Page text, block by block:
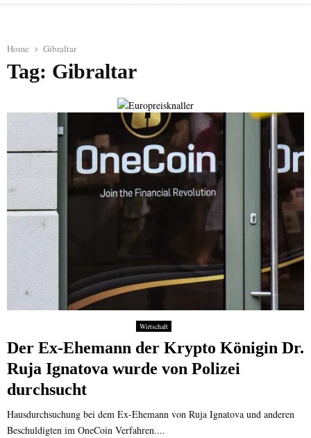
Home Gibraltar
Tag: Gibraltar
Wirtschaft
Der Ex-Ehemann der Krypto Königin Dr.
Ruja Ignatova wurde von Polizei
durchsucht
Hausdurchsuchung bei dem Ex-Ehemann von Ruja Ignatova und anderen
Beschuldigten im OneCoin Verfahren....